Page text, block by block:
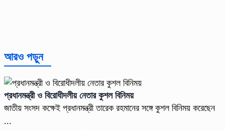
আরও পড়ুন
প্রধানমন্ত্রী ও বিরোধীদলীয় নেতার কুশল বিনিময়
জাতীয় সংসদ কক্ষেই প্রধানমন্ত্রী তারেক রহমানের সঙ্গে কুশল বিনিময় করেছেন
...